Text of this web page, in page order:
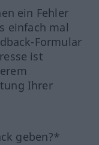
ein Fehler
einfach mal
Formular
ist
Ihrer
geben?*